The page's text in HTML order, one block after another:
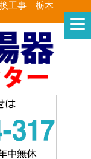
工事｜栃木